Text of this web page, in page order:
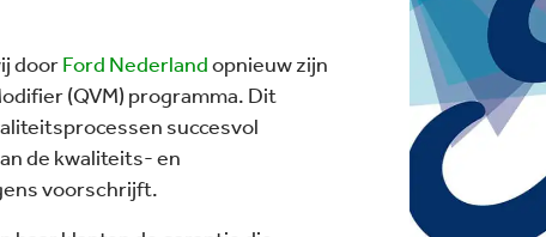
doorFord Nederlandopnieuw zijn
(QVM) programma. Dit
succesvol
de kwaliteits- en
voorschrijft.